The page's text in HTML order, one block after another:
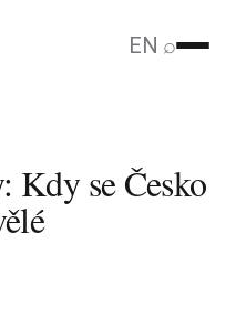
EN ⌕
Kdy se Česko